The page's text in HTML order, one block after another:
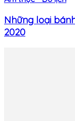
Những loại
2020